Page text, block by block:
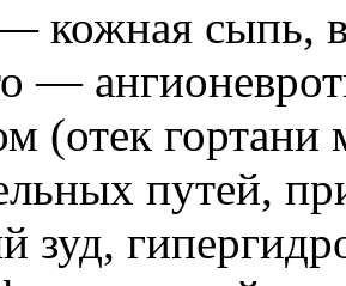
кожная сыпь, в
—
(отек
путей,
зуд,